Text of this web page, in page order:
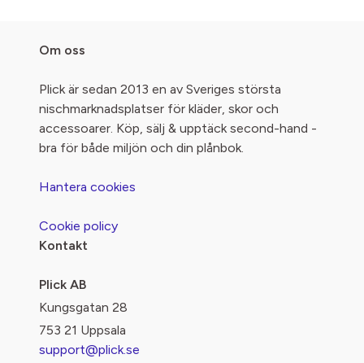
Om oss
Plick är sedan 2013 en av Sveriges största
nischmarknadsplatser för kläder, skor och
accessoarer. Köp, sälj & upptäck second-hand -
bra för både miljön och din plånbok.
Hantera cookies
Cookie policy
Kontakt
Plick AB
Kungsgatan 28
753 21 Uppsala
support@plick.se